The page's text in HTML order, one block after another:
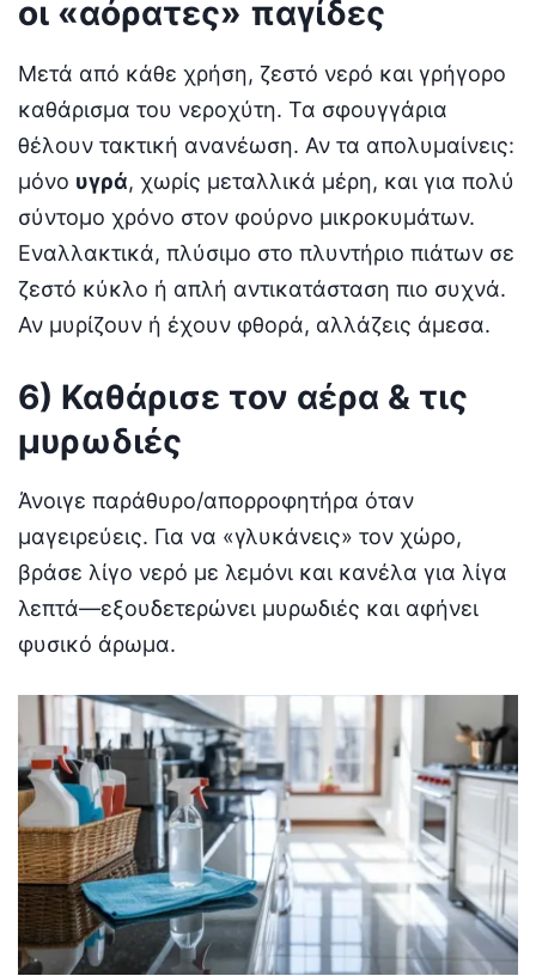
οι «αόρατες» παγίδες
Μετά από κάθε χρήση, ζεστό νερό και γρήγορο
καθάρισμα του νεροχύτη. Τα σφουγγάρια
θέλουν τακτική ανανέωση. Αν τα απολυμαίνεις:
μόνο υγρά, χωρίς μεταλλικά μέρη, και για πολύ
σύντομο χρόνο στον φούρνο μικροκυμάτων.
Εναλλακτικά, πλύσιμο στο πλυντήριο πιάτων σε
ζεστό κύκλο ή απλή αντικατάσταση πιο συχνά.
Αν μυρίζουν ή έχουν φθορά, αλλάζεις άμεσα.
6) Καθάρισε τον αέρα & τις
μυρωδιές
Άνοιγε παράθυρο/απορροφητήρα όταν
μαγειρεύεις. Για να «γλυκάνεις» τον χώρο,
βράσε λίγο νερό με λεμόνι και κανέλα για λίγα
λεπτά—εξουδετερώνει μυρωδιές και αφήνει
φυσικό άρωμα.